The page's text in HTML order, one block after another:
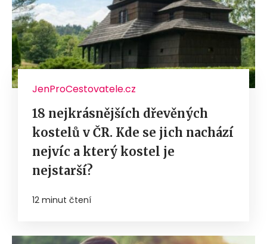
JenProCestovatele.cz
18 nejkrásnějších dřevěných
kostelů v ČR. Kde se jich nachází
nejvíc a který kostel je
nejstarší?
12 minut čtení